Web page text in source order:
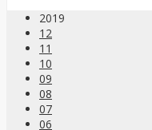
2019
12
11
10
09
08
07
06